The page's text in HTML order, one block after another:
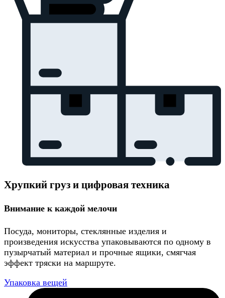
Хрупкий груз и цифровая техника
Внимание к каждой мелочи
Посуда, мониторы, стеклянные изделия и
произведения искусства упаковываются по одному в
пузырчатый материал и прочные ящики, смягчая
эффект тряски на маршруте.
Упаковка вещей